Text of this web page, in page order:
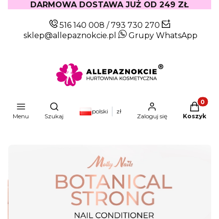
DARMOWA DOSTAWA JUŻ OD 249 ZŁ
516 140 008 /793 730 270
sklep@allepaznokcie.pl
Grupy WhatsApp
Menu
Otwórz wyszukiwarkę
Szukaj
polski zł
Zaloguj się Koszyk